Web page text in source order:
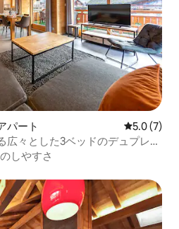
パート レビュー7
5.0 (7)
広々とした3ベッドのデュプレッ
しやすさ